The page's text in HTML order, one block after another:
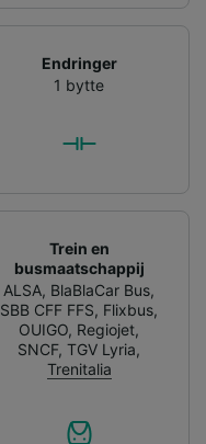
Endringer
1 bytte
Trein en
busmaatschappij
ALSA, BlaBlaCar Bus,
SBB CFF FFS, Flixbus,
OUIGO, Regiojet,
SNCF,TGV Lyria,
Trenitalia